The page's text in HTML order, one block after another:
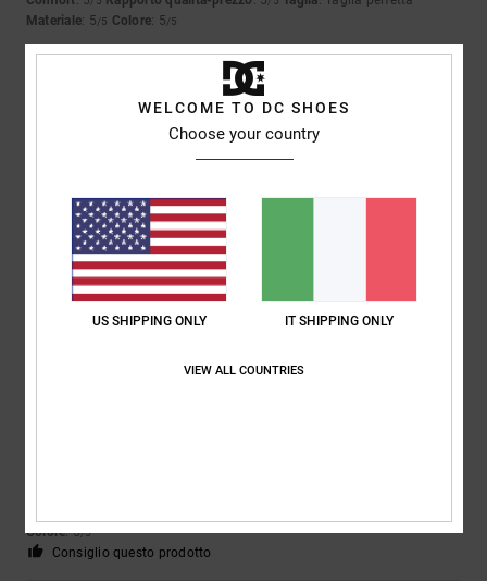
Materiale: 5/5 Colore: 5/5
5/5
Come il precedente
Mostra originale - Português
Comfort: 5/5 Rapporto qualità-prezzo
Materiale: 5/5 Colore: 5/5
Colore: 5/5
Consiglio questo prodotto
WELCOME TO DC SHOES
Choose your country
US SHIPPING ONLY IT SHIPPING ONLY
VIEW ALL COUNTRIES